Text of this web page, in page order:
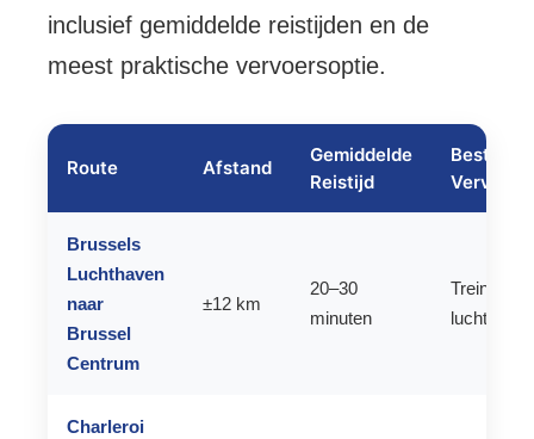
inclusief gemiddelde reistijden en de
meest praktische vervoersoptie.
Route Afstand
Gemiddelde
Reistijd
Beste
Brussels
Luchthaven
naar
Brussel
Centrum
±12 km
20–30
minuten
Trein, taxi
Charleroi